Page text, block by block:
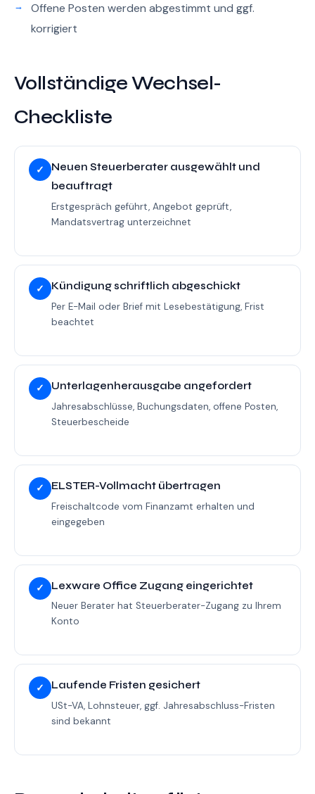
Offene Posten werden abgestimmt und ggf.
korrigiert
Vollständige Wechsel-
Checkliste
✓
Neuen Steuerberater ausgewählt und
beauftragt
Erstgespräch geführt, Angebot geprüft,
Mandatsvertrag unterzeichnet
✓ Kündigung schriftlich abgeschickt
Per E-Mail oder Brief mit Lesebestätigung, Frist
beachtet
✓ Unterlagenherausgabe angefordert
Jahresabschlüsse, Buchungsdaten, offene Posten,
Steuerbescheide
✓ ELSTER-Vollmacht übertragen
Freischaltcode vom Finanzamt erhalten und
eingegeben
✓ Lexware Office Zugang eingerichtet
Neuer Berater hat Steuerberater-Zugang zu Ihrem
Konto
✓ Laufende Fristen gesichert
USt-VA, Lohnsteuer, ggf. Jahresabschluss-Fristen
sind bekannt